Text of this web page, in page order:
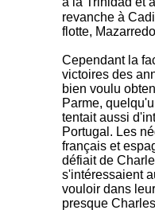
revanche à
flotte,
Cependant la
victoires des
bien voulu
Parme,
tentait aussi
Portugal. Les
français et
défiait de
s'intéressaient
vouloir dans
presque